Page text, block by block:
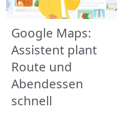
Google Maps:
Assistent plant
Route und
Abendessen
schnell